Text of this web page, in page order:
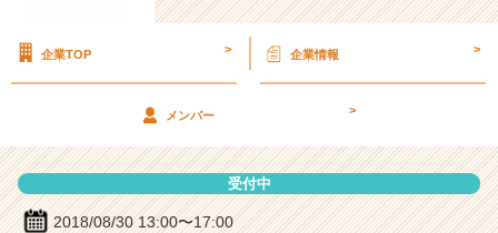
会
|
ベ
ン
チ
企業TOP > 企業情報 >
メンバー >
受付中
2018/08/30 13:00〜17:00